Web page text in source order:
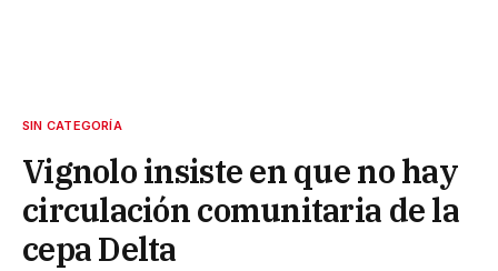
SIN CATEGORÍA
Vignolo insiste en que no hay
circulación comunitaria de la
cepa Delta